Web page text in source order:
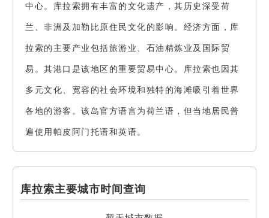
中心。库拉索拥有丰富的文化遗产，其历史深受荷
兰、非洲及加勒比原住民文化的影响。经济方面，库
拉索的主要产业包括旅游业、石油精炼业及国际贸
易。其港口是该地区的重要贸易中心。库拉索也因其
多元文化、宽容的社会环境和独特的海滩吸引着世界
各地的游客。该岛官方语言为荷兰语，但当地居民普
遍使用帕皮阿门托语和英语。
库拉索主要城市时间查询